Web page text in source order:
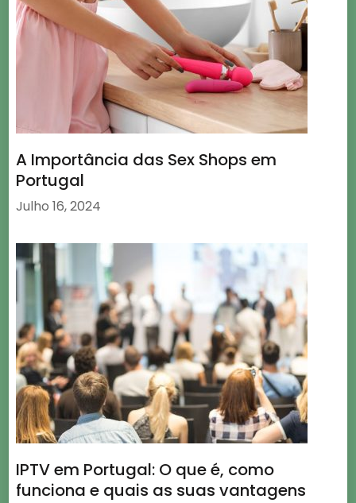
A Importância das Sex Shops em
Portugal
Julho 16, 2024
IPTV em Portugal: O que é, como
funciona e quais as suas vantagens